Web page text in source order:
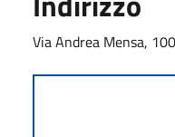
Via Andrea Mensa,